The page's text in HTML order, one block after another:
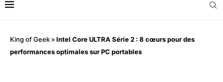
King of Geek »Intel Core ULTRA Série 2 : 8 cœurs pour des
performances optimales sur PC portables